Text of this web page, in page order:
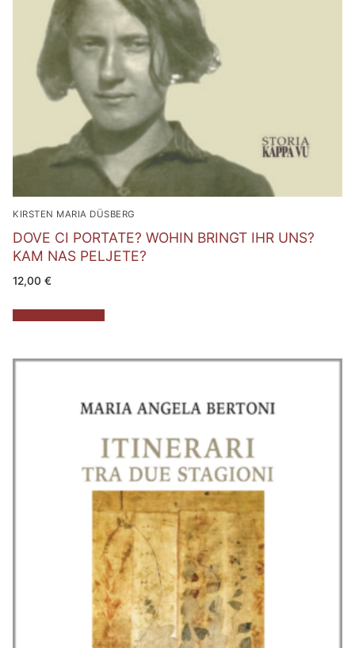
KIRSTEN MARIA DÜSBERG
DOVE CI PORTATE? WOHIN BRINGT IHR UNS?
KAM NAS PELJETE?
12,00 €